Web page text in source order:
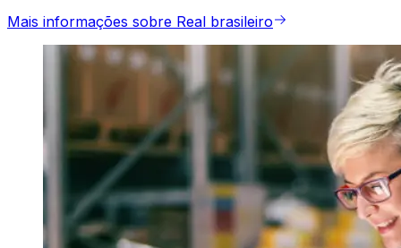
Mais informações sobre Real brasileiro